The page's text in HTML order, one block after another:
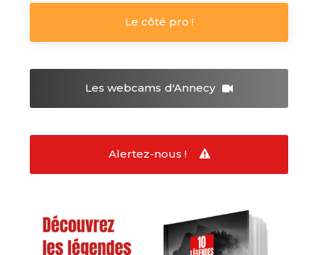
Le côté pro !
Les webcams d'Annecy
Alertez-nous !